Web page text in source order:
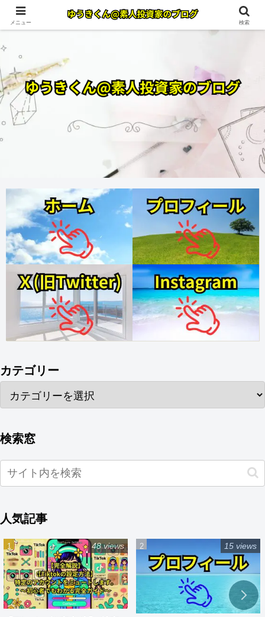
カテゴリー
検索窓
人気記事
48 views 15 views
メニュー 検索